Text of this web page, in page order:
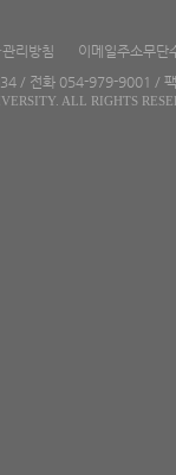
리방침
이메일주소무단
/ 전화 054-979-9001 /
ALL RIGHTS